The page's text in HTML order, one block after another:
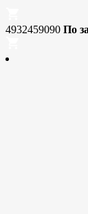
4932459090 По